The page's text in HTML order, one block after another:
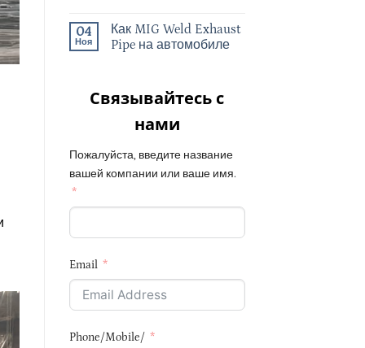
04
Ноя
Как MIG Weld Exhaust
Pipe на автомобиле
Связывайтесь с
нами
Пожалуйста, введите название
вашей компании или ваше имя.
Email
Phone/Mobile/